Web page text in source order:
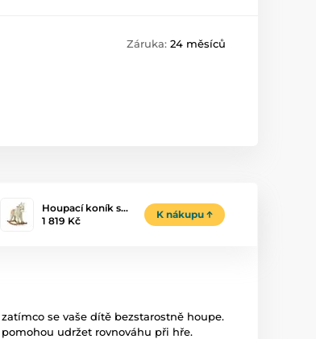
Záruka: 24 měsíců
Houpací koník s…
1 819 Kč
K nákupu
se vaše dítě bezstarostně houpe.
udržet rovnováhu při hře.